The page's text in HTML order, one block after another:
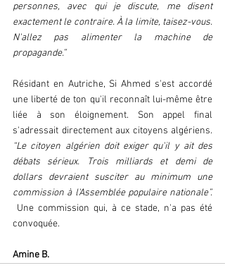
personnes, avec qui je discute, me disent
exactement le contraire. À la limite, taisez-vous.
N'allez pas alimenter la machine de
propagande.”
Résidant en Autriche, Si Ahmed s'est accordé
une liberté de ton qu'il reconnaît lui-même être
liée à son éloignement. Son appel final
s'adressait directement aux citoyens algériens.
“Le citoyen algérien doit exiger qu'il y ait des
débats sérieux. Trois milliards et demi de
dollars devraient susciter au minimum une
commission à l'Assemblée populaire nationale”.
Une commission qui, à ce stade, n'a pas été
convoquée.
Amine B.